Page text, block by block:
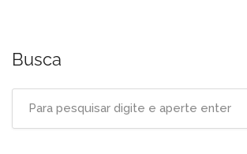
Busca